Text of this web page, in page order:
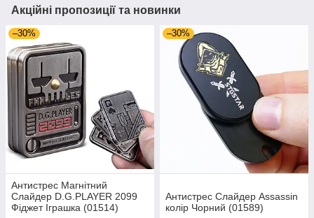
Акційні пропозиції та новинки
–30%
Антистрес Магнітний
Слайдер D.G.PLAYER 2099
Фіджет Іграшка (01514)
–30%
Антистрес Слайдер Assassin
колір Чорний (01589)